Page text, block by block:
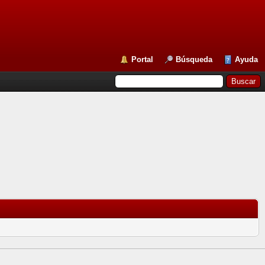
Portal Búsqueda Ayuda